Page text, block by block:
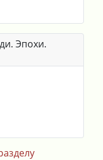
Эпохи.